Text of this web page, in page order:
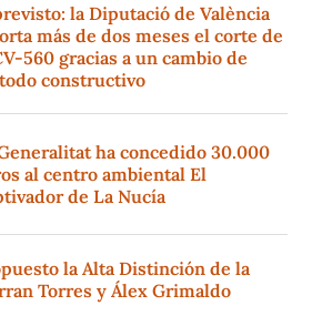
la Diputació de València
más de dos meses el corte de
560 gracias a un cambio de
constructivo
ha concedido 30.000
al centro ambiental El
de La Nucía
la Alta Distinción de la
Torres y Álex Grimaldo